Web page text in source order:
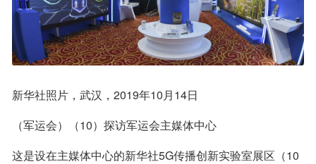
新华社照片，武汉，2019年10月14日
（军运会）（10）探访军运会主媒体中心
这是设在主媒体中心的新华社5G传播创新实验室展区（10